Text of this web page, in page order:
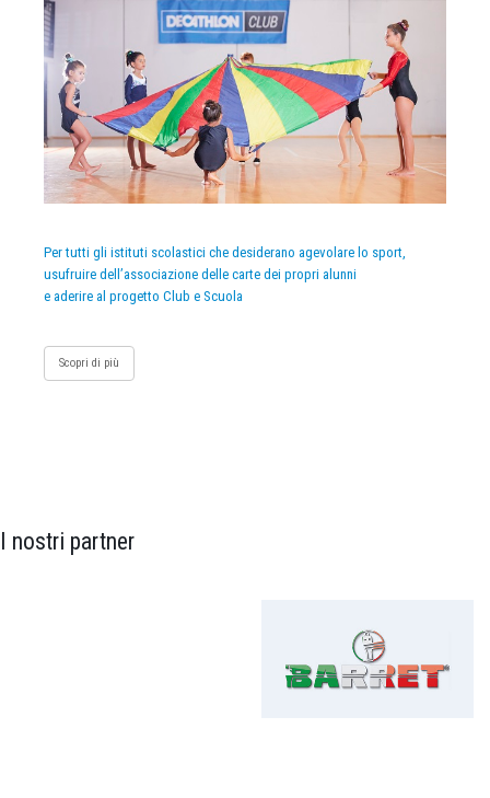
Per tutti gli istituti scolastici che desiderano agevolare lo sport,
usufruire dell’associazione delle carte dei propri alunni
e aderire al progetto Club e Scuola
Scopri di più
I nostri partner